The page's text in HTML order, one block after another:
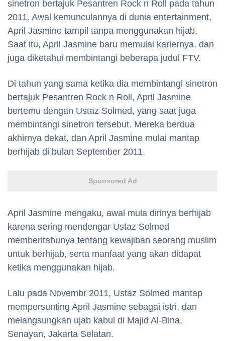
sinetron bertajuk Pesantren Rock n Roll pada tahun
2011. Awal kemunculannya di dunia entertainment,
April Jasmine tampil tanpa menggunakan hijab.
Saat itu, April Jasmine baru memulai kariernya, dan
juga diketahui membintangi beberapa judul FTV.
Di tahun yang sama ketika dia membintangi sinetron
bertajuk Pesantren Rock n Roll, April Jasmine
bertemu dengan Ustaz Solmed, yang saat juga
membintangi sinetron tersebut. Mereka berdua
akhirnya dekat, dan April Jasmine mulai mantap
berhijab di bulan September 2011.
Sponsored Ad
April Jasmine mengaku, awal mula dirinya berhijab
karena sering mendengar Ustaz Solmed
memberitahunya tentang kewajiban seorang muslim
untuk berhijab, serta manfaat yang akan didapat
ketika menggunakan hijab.
Lalu pada Novembr 2011, Ustaz Solmed mantap
mempersunting April Jasmine sebagai istri, dan
melangsungkan ujab kabul di Majid Al-Bina,
Senayan, Jakarta Selatan.